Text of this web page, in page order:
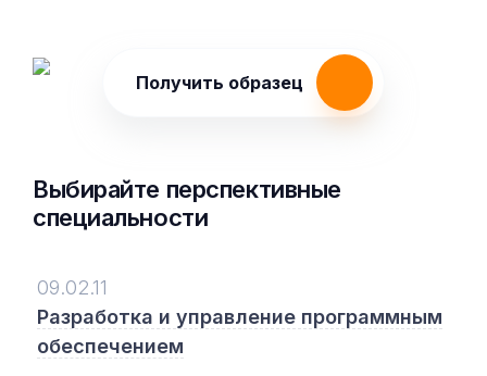
Получить образец
Выбирайте перспективные
специальности
09.02.11
Разработка и управление программным
обеспечением